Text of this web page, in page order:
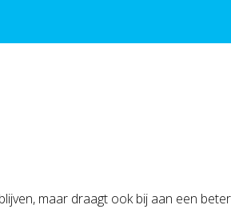
maar draagt ook bij aan een